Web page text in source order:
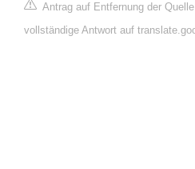
Antrag auf Entfernung der Quelle
vollständige Antwort auf